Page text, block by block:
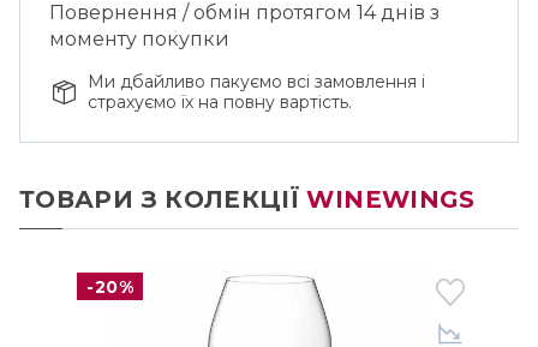
Повернення / обмін протягом 14 днів з
моменту покупки
Ми дбайливо пакуємо всі замовлення і
страхуємо їх на повну вартість.
ТОВАРИ З КОЛЕКЦІЇWINEWINGS
-20%